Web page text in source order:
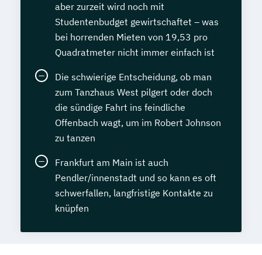
aber zurzeit wird noch mit
Studentenbudget gewirtschaftet – was
bei horrenden Mieten von 19,53 pro
Quadratmeter nicht immer einfach ist
Die schwierige Entscheidung, ob man
zum Tanzhaus West pilgert oder doch
die sündige Fahrt ins feindliche
Offenbach wagt, um im Robert Johnson
zu tanzen
Frankfurt am Main ist auch
Pendler/innenstadt und so kann es oft
schwerfallen, langfristige Kontakte zu
knüpfen